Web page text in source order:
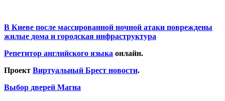
В Киеве после массированной ночной атаки повреждены
жилые дома и городская инфраструктура
Репетитор английского языка онлайн.
Проект Виртуальный Брест новости.
Выбор дверей Магна